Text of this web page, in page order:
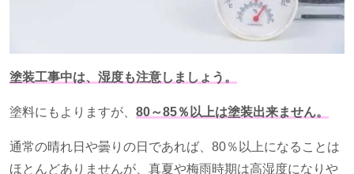
塗装工事中は、湿度も注意しましょう。
塗料にもよりますが、 80～85％以上は塗装出来ません。
通常の晴れ日や曇りの日であれば、 80％以上になることは
ほとんどありませんが、真夏や梅雨時期は高湿度になりや